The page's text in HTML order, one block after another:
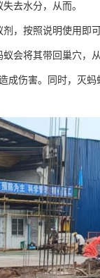
去水分，从而。
，按照说明使用即可
会将其带回巢穴，从
成伤害。同时，灭